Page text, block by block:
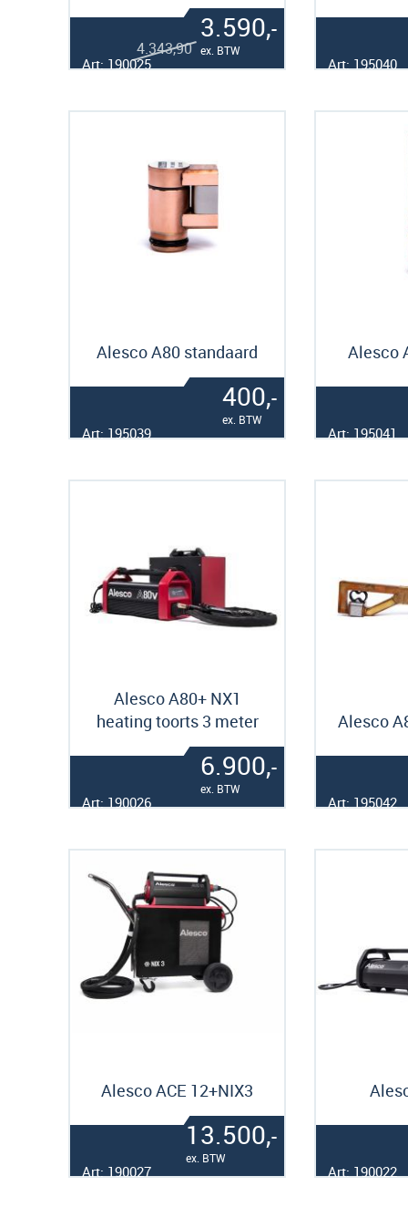
4.343,90
3.590,-
ex. BTW
Art: 190025 Art: 195040
Alesco A80 standaard
400,-
ex. BTW
Art: 195039
Alesco
Art: 195041
Alesco A80+ NX1
heating toorts 3 meter
6.900,-
ex. BTW
Art: 190026
Alesco
Art: 195042
Alesco ACE 12+NIX3
13.500,-
ex. BTW
Art: 190027 Art: 190022